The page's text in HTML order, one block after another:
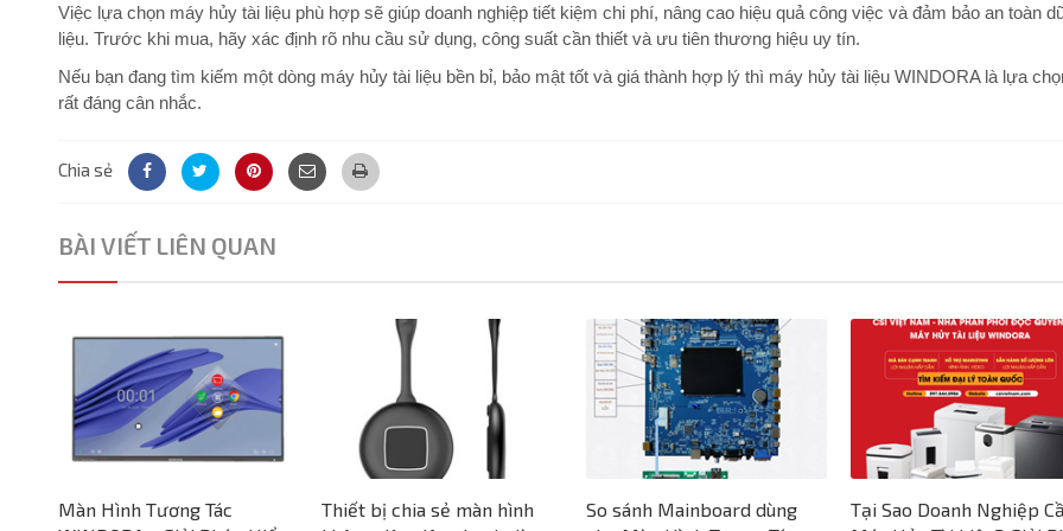
Việc lựa chọn máy hủy tài liệu phù hợp sẽ giúp doanh nghiệp tiết kiệm chi phí, nâng cao hiệu quả công việc và đảm bảo an toàn
liệu. Trước khi mua, hãy xác định rõ nhu cầu sử dụng, công suất cần thiết và ưu tiên thương hiệu uy tín.
Nếu bạn đang tìm kiếm một dòng máy hủy tài liệu bền bỉ, bảo mật tốt và giá thành hợp lý thì máy hủy tài liệu WINDORA là lựa
rất đáng cân nhắc.
Chia sẻ
BÀI VIẾT LIÊN QUAN
Màn Hình Tương Tác
Thiết bị chia sẻ màn hình
So sánh Mainboard dùng
Tại Sao Doanh Nghiệp